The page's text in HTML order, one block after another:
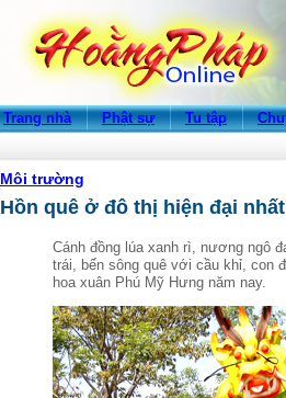
Trang nhà Phật sự Tu tập
Môi trường
Hồn quê ở đô thị hiện đại nhất
Cánh đồng lúa xanh rì, nương ngô
trái, bến sông quê với cầu khỉ, con
hoa xuân Phú Mỹ Hưng năm nay.